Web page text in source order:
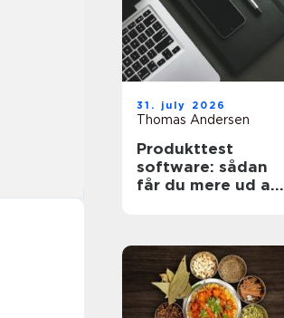
31. july 2026
Thomas Andersen
Produkttest
software: sådan
får du mere ud af